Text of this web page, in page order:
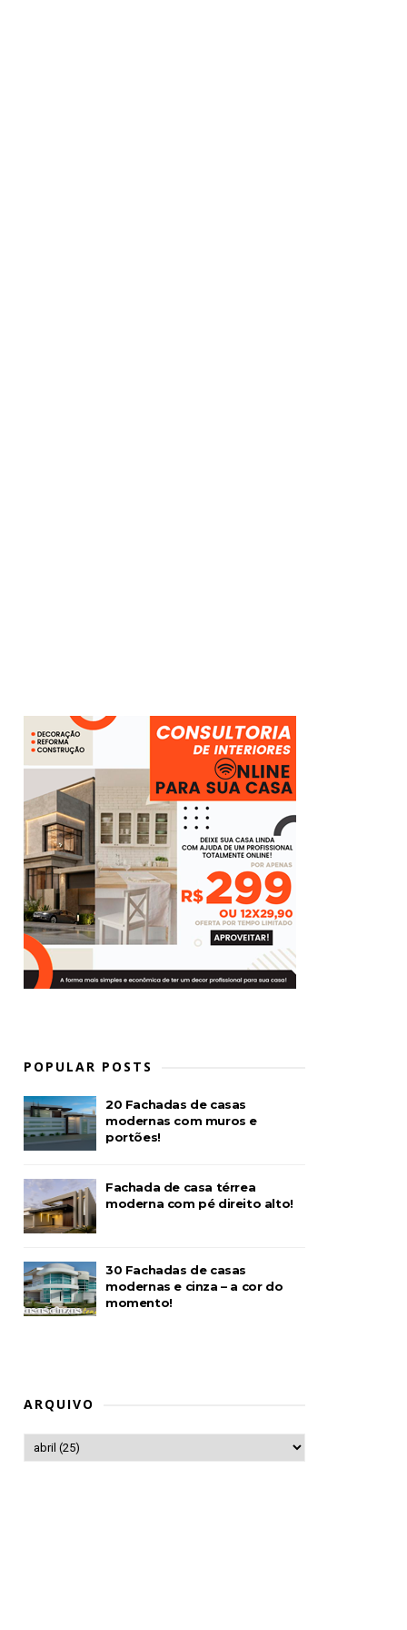
POPULAR POSTS
20 Fachadas de casas
modernas com muros e
portões!
Fachada de casa térrea
moderna com pé direito alto!
30 Fachadas de casas
modernas e cinza – a cor do
momento!
ARQUIVO